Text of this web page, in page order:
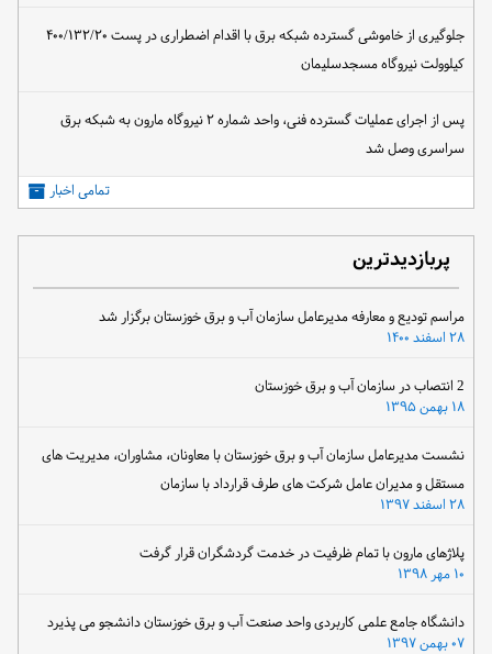
جلوگیری از خاموشی گسترده شبکه برق با اقدام اضطراری در پست ۴۰۰/۱۳۲/۲۰
کیلوولت نیروگاه مسجدسلیمان
پس از اجرای عملیات گسترده فنی، واحد شماره ۲ نیروگاه مارون به شبکه برق
سراسری وصل شد
تمامی اخبار
پربازدیدترین
مراسم تودیع و معارفه مدیرعامل سازمان آب و برق خوزستان برگزار شد
۲۸ اسفند ۱۴۰۰
۱۸ بهمن ۱۳۹۵
نشست مدیرعامل سازمان آب و برق خوزستان با معاونان، مشاوران، مدیریت های
مستقل و مدیران عامل شرکت های طرف قرارداد با سازمان
۲۸ اسفند ۱۳۹۷
پلاژهای مارون با تمام ظرفیت در خدمت گردشگران قرار گرفت
دانشگاه جامع علمی کاربردی واحد صنعت آب و برق خوزستان دانشجو می پذیرد
۰۷ بهمن ۱۳۹۷